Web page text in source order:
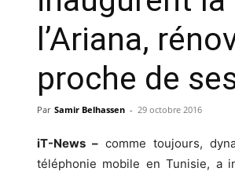
l’Ariana,
proche de
Par Samir Belhassen - 29 octobre 2016
iT-News – comme toujours,
téléphonie mobile en Tunisie, a